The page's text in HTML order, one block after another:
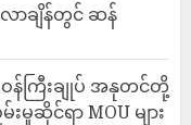
ာချိန်တွင် ဆန်
န်ကြီးချုပ် အနုတင်တို့
ဆိုင်ရာ MOU များ